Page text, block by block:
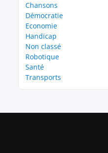
Chansons
Démocratie
Economie
Handicap
Non classé
Robotique
Santé
Transports